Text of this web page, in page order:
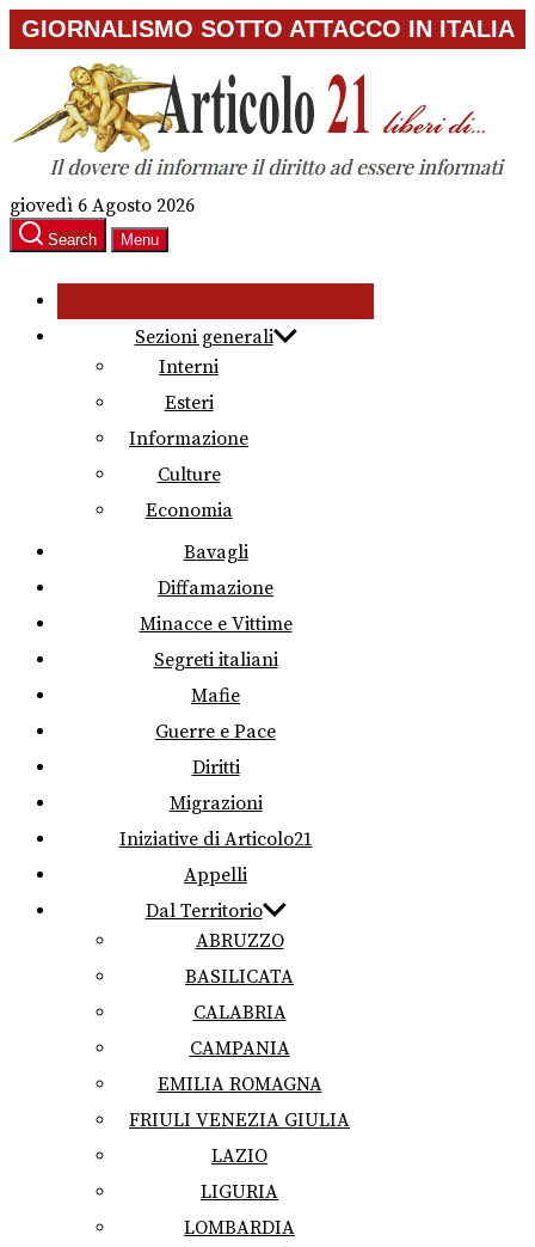
Skip
to
content
GIORNALISMO SOTTO ATTACCO IN ITALIA
giovedì 6 Agosto 2026
Search Menu
Sezioni generali
Interni
Esteri
Informazione
Culture
Economia
Bavagli
Diffamazione
Minacce e Vittime
Segreti italiani
Mafie
Guerre e Pace
Diritti
Migrazioni
Iniziative di Articolo21
Appelli
Dal Territorio
ABRUZZO
BASILICATA
CALABRIA
CAMPANIA
EMILIA ROMAGNA
FRIULI VENEZIA GIULIA
LAZIO
LIGURIA
LOMBARDIA